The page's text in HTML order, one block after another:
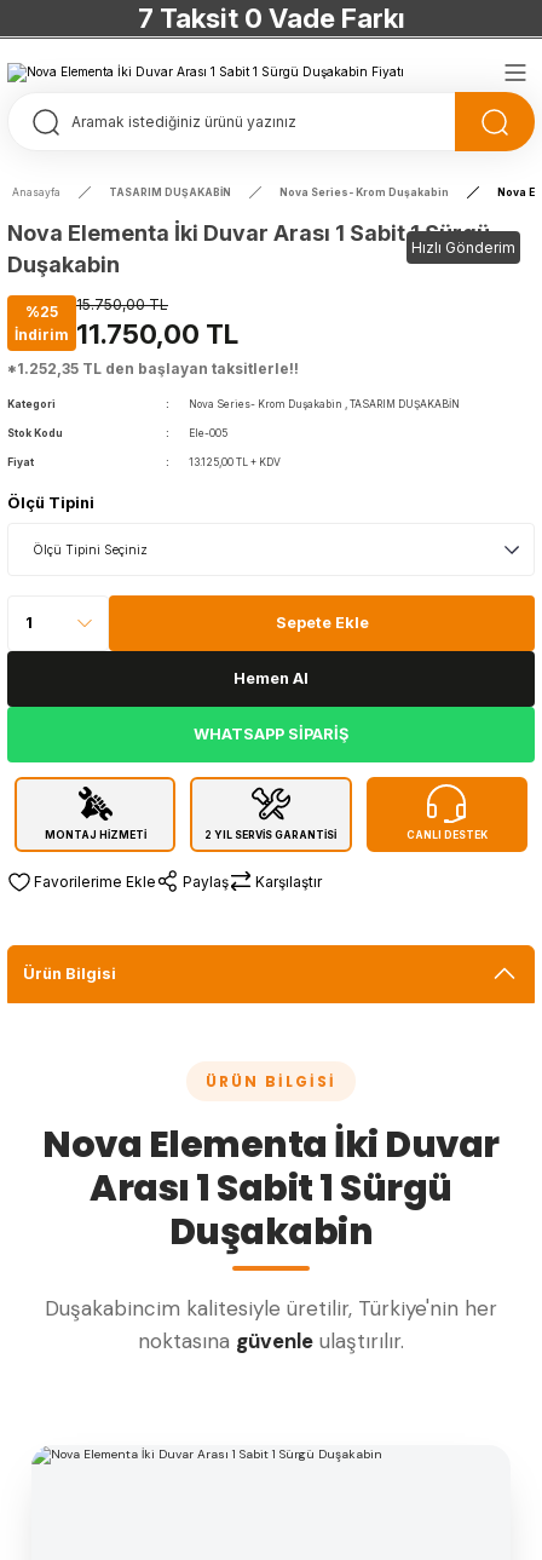
7 Taksit 0 Vade Farkı
TÜRKİYE’NİN HERYERİNE ÜCRETSİZ KARGO
TÜRKİYE’NİN HERYERİNE ÜCRETSİZ KARGO
Anasayfa TASARIM DUŞAKABİN Nova Series- Krom Duşakabin Nova
Hızlı Gönderim
Nova Elementa İki Duvar Arası 1 Sabit 1 Sürgü
Duşakabin
%25
İndirim
15.750,00 TL
11.750,00 TL
*1.252,35 TL den başlayan taksitlerle!!
Kategori Nova Series- Krom Duşakabin , TASARIM DUŞAKABİN
Stok Kodu Ele-005
Fiyat 13.125,00 TL + KDV
Ölçü Tipini
Sepete Ekle
Hemen Al
WHATSAPP SİPARİŞ
MONTAJ HİZMETİ 2 YIL SERVİS GARANTİSİ CANLI DESTEK
Paylaş Karşılaştır
Ürün Bilgisi
ÜRÜN BILGISI
Nova Elementa İki Duvar
Arası 1 Sabit 1 Sürgü
Duşakabin
Duşakabincim kalitesiyle üretilir, Türkiye'nin her
noktasına güvenle ulaştırılır.